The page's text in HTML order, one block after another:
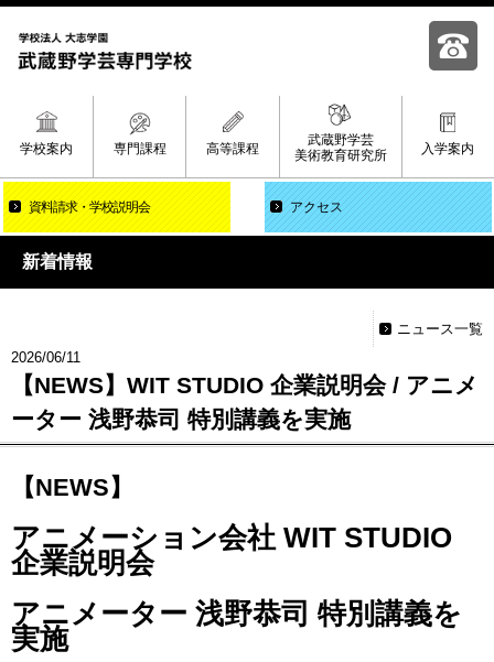
学校案内 専門課程 高等課程
武蔵野学芸
美術教育研究所
入学案内
資料請求 学校説明会 アクセス
新着情報
ニュース一覧
2026/06/11
【NEWS】WIT STUDIO 企業説明会 / アニメ
ーター 浅野恭司 特別講義を実施
【NEWS】
アニメーション会社 WIT STUDIO
企業説明会
アニメーター 浅野恭司 特別講義を
実施